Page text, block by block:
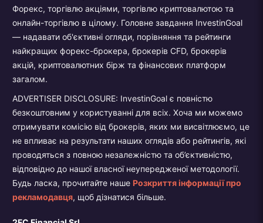
Форекс, торгівлю акціями, торгівлю криптовалютою та
онлайн-торгівлю в цілому. Головне завдання InvestinGoal
— надавати об'єктивні огляди, порівняння та рейтинги
найкращих форекс-брокера, брокерів CFD, брокерів
акцій, криптовалютних бірж та фінансових платформ
загалом.
ADVERTISER DISCLOSURE: InvestinGoal є повністю
безкоштовним у користуванні для всіх. Хоча ми можемо
отримувати комісію від брокерів, яких ми висвітлюємо, це
не впливає на результати наших оглядів або рейтингів, які
проводяться з повною незалежністю та об’єктивністю,
відповідно до нашої власної неупередженої методології.
Будь ласка, прочитайте нашеРозкриття інформації про
рекламодавця, щоб дізнатися більше.